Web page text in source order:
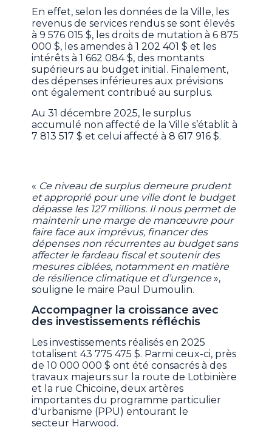
En effet, selon les données de la Ville, les
revenus de services rendus se sont élevés
à 9 576 015 $, les droits de mutation à 6 875
000 $, les amendes à 1 202 401 $ et les
intérêts à 1 662 084 $, des montants
supérieurs au budget initial. Finalement,
des dépenses inférieures aux prévisions
ont également contribué au surplus.
Au 31 décembre 2025, le surplus
accumulé non affecté de la Ville s’établit à
7 813 517 $ et celui affecté à 8 617 916 $.
« Ce niveau de surplus demeure prudent
et approprié pour une ville dont le budget
dépasse les 127 millions. Il nous permet de
maintenir une marge de manœuvre pour
faire face aux imprévus, financer des
dépenses non récurrentes au budget sans
affecter le fardeau fiscal et soutenir des
mesures ciblées, notamment en matière
de résilience climatique et d’urgence»,
souligne le maire Paul Dumoulin.
Accompagner la croissance avec
des investissements réfléchis
Les investissements réalisés en 2025
totalisent 43 775 475 $. Parmi ceux-ci, près
de 10 000 000 $ ont été consacrés à des
travaux majeurs sur la route de Lotbinière
et la rue Chicoine, deux artères
importantes du programme particulier
d'urbanisme (PPU) entourant le
secteur Harwood.